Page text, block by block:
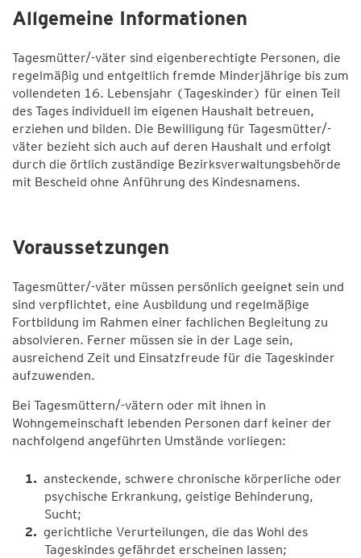
Allgemeine Informationen
Tagesmütter/-väter sind eigenberechtigte Personen, die
regelmäßig und entgeltlich fremde Minderjährige bis zum
vollendeten 16. Lebensjahr (Tageskinder) für einen Teil
des Tages individuell im eigenen Haushalt betreuen,
erziehen und bilden. Die Bewilligung für Tagesmütter/-
väter bezieht sich auch auf deren Haushalt und erfolgt
durch die örtlich zuständige Bezirksverwaltungsbehörde
mit Bescheid ohne Anführung des Kindesnamens.
Voraussetzungen
Tagesmütter/-väter müssen persönlich geeignet sein und
sind verpflichtet, eine Ausbildung und regelmäßige
Fortbildung im Rahmen einer fachlichen Begleitung zu
absolvieren. Ferner müssen sie in der Lage sein,
ausreichend Zeit und Einsatzfreude für die Tageskinder
aufzuwenden.
Bei Tagesmüttern/-vätern oder mit ihnen in
Wohngemeinschaft lebenden Personen darf keiner der
nachfolgend angeführten Umstände vorliegen:
ansteckende, schwere chronische körperliche oder
psychische Erkrankung, geistige Behinderung,
Sucht;
gerichtliche Verurteilungen, die das Wohl des
Tageskindes gefährdet erscheinen lassen;